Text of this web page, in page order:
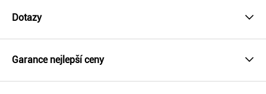
Dotazy
Garance nejlepší ceny